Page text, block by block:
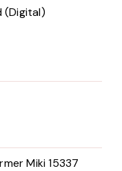
(Digital)
Miki 15337